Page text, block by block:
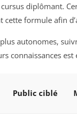
diplômant.
cette formule afin
autonomes,
connaissances
Public ciblé